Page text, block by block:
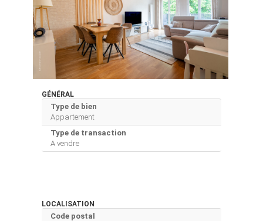
GÉNÉRAL
Type de bien
Appartement
Type de transaction
A vendre
LOCALISATION
Code postal